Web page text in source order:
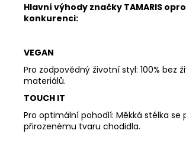
Hlavní výhody značky TAMARIS
konkurenci:
VEGAN
Pro zodpovědný životní styl: 100% bez
materiálů.
TOUCH IT
Pro optimální pohodlí: Měkká stélka se
přirozenému tvaru chodidla.